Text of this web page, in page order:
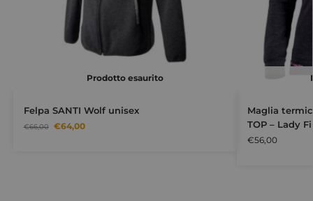
Prodotto esaurito
Felpa SANTI Wolf unisex
€66,00 €64,00
Maglia
TOP – Lady
€56,00